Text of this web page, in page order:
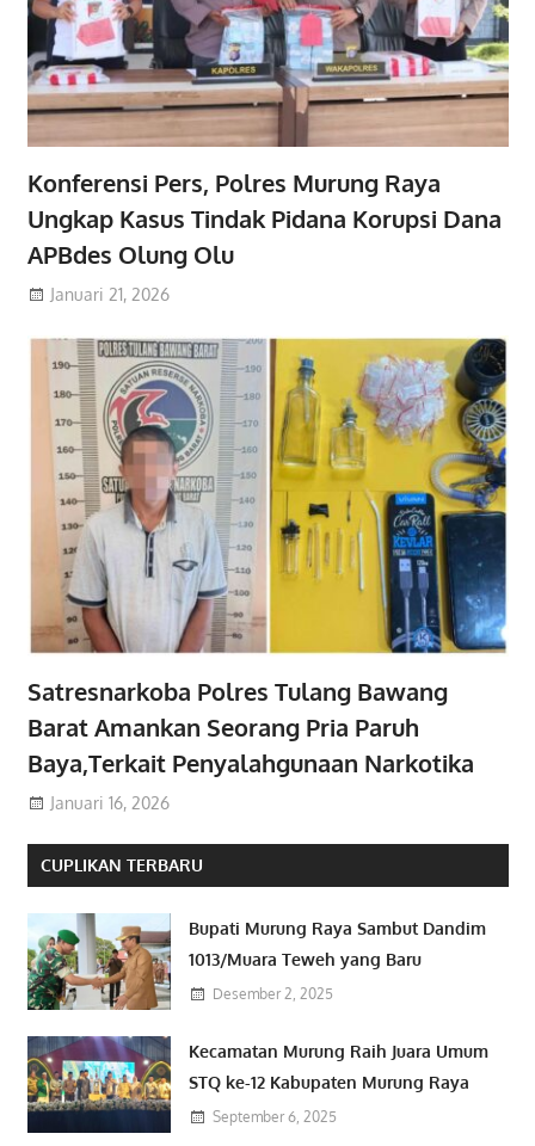
Konferensi Pers, Polres Murung Raya
Ungkap Kasus Tindak Pidana Korupsi Dana
APBdes Olung Olu
Januari 21, 2026
Satresnarkoba Polres Tulang Bawang
Barat Amankan Seorang Pria Paruh
Baya,Terkait Penyalahgunaan Narkotika
Januari 16, 2026
CUPLIKAN TERBARU
Bupati Murung Raya Sambut Dandim
1013/Muara Teweh yang Baru
Desember 2, 2025
Kecamatan Murung Raih Juara Umum
STQ ke-12 Kabupaten Murung Raya
September 6, 2025